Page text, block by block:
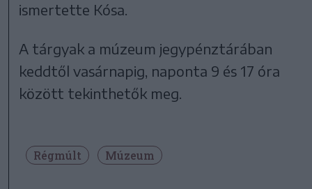
ismertette Kósa.
A tárgyak a múzeum jegypénztárában
keddtől vasárnapig, naponta 9 és 17 óra
között tekinthetők meg.
Régmúlt Múzeum